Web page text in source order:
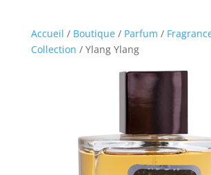
Accueil / Boutique/ Parfum /
Collection / Ylang Ylang